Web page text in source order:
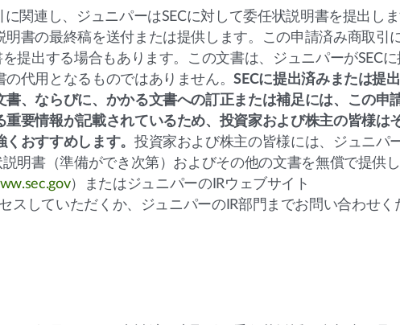
関連し、ジュニパーはSECに対して委任状説明書を提出しま
書の最終稿を送付または提供します。この申請済み商取引
提出する場合もあります。この文書は、ジュニパーがSECに
代用となるものではありません。SECに提出済みまたは提
、ならびに、かかる文書への訂正または補足には、この申
要情報が記載されているため、投資家および株主の皆様は
おすすめします。 投資家および株主の皆様には、ジュニパ
明書（準備ができ次第）およびその他の文書を無償で提供
）またはジュニパーのIRウェブサイト
スしていただくか、ジュニパーのIR部門までお問い合わせく